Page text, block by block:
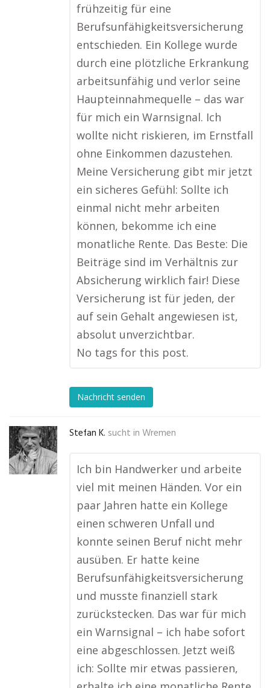
frühzeitig für eine
Berufsunfähigkeitsversicherung
entschieden. Ein Kollege wurde
durch eine plötzliche Erkrankung
arbeitsunfähig und verlor seine
Haupteinnahmequelle – das war
für mich ein Warnsignal. Ich
wollte nicht riskieren, im Ernstfall
ohne Einkommen dazustehen.
Meine Versicherung gibt mir jetzt
ein sicheres Gefühl: Sollte ich
einmal nicht mehr arbeiten
können, bekomme ich eine
monatliche Rente. Das Beste: Die
Beiträge sind im Verhältnis zur
Absicherung wirklich fair! Diese
Versicherung ist für jeden, der
auf sein Gehalt angewiesen ist,
absolut unverzichtbar.
No tags for this post.
Nachricht senden
Stefan K. sucht in Wremen
Ich bin Handwerker und arbeite
viel mit meinen Händen. Vor ein
paar Jahren hatte ein Kollege
einen schweren Unfall und
konnte seinen Beruf nicht mehr
ausüben. Er hatte keine
Berufsunfähigkeitsversicherung
und musste finanziell stark
zurückstecken. Das war für mich
ein Warnsignal – ich habe sofort
eine abgeschlossen. Jetzt weiß
ich: Sollte mir etwas passieren,